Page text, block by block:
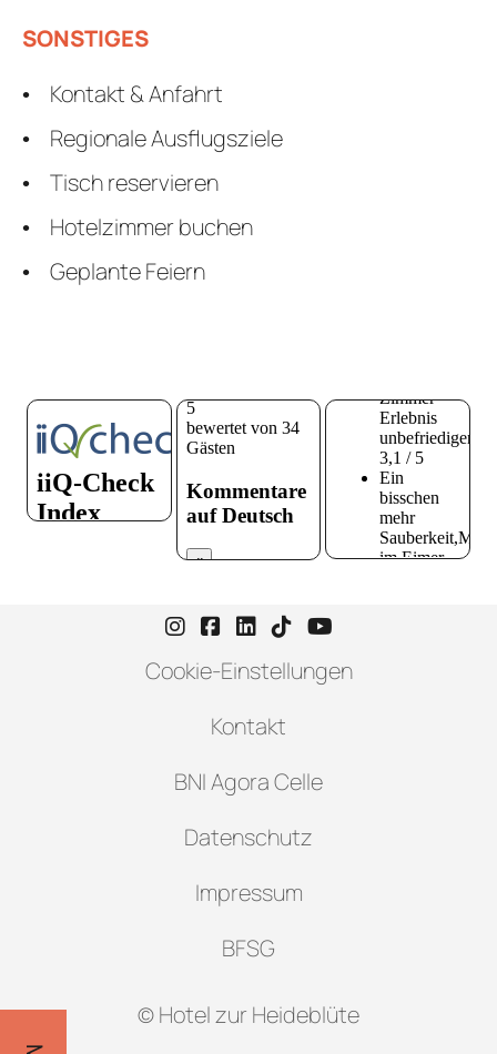
SONSTIGES
Kontakt & Anfahrt
Regionale Ausflugsziele
Tisch reservieren
Hotelzimmer buchen
Geplante Feiern
© Hotel zur Heideblüte
Cookie-Einstellungen
Kontakt
BNI Agora Celle
Datenschutz
Impressum
BFSG
Instagram-Seite von Hotel zur
Facebook-Seite von Hotel
LinkedIn-Seite von
TikTok-Seite von
YouTube-Seite